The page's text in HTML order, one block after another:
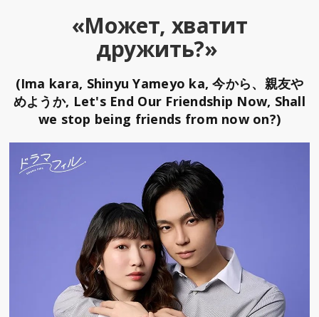
«Может, хватит
дружить?»
(Ima kara, Shinyu Yameyo ka, 今から、親友や
めようか, Let's End Our Friendship Now, Shall
we stop being friends from now on?)